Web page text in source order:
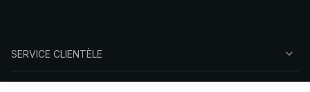
SERVICE CLIENTÈLE